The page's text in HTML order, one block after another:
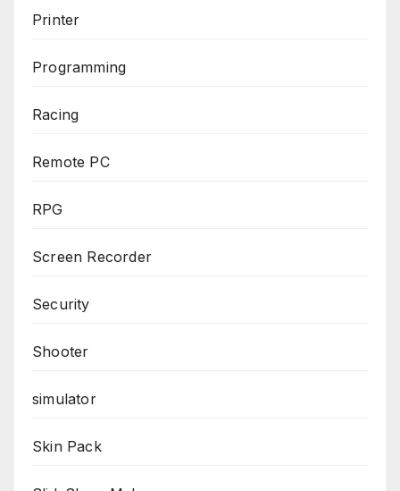
Printer
Programming
Racing
Remote PC
RPG
Screen Recorder
Security
Shooter
simulator
Skin Pack